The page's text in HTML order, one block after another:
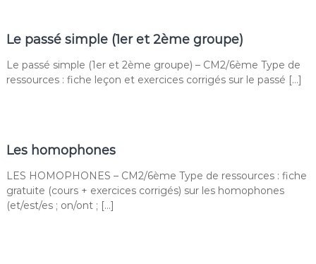
Le passé simple (1er et 2ème groupe)
Le passé simple (1er et 2ème groupe) – CM2/6ème Type de
ressources : fiche leçon et exercices corrigés sur le passé […]
Les homophones
LES HOMOPHONES – CM2/6ème Type de ressources : fiche
gratuite (cours + exercices corrigés) sur les homophones
(et/est/es ; on/ont ; […]